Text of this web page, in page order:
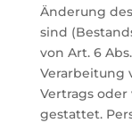
Änderung
sind
von Art. 6
Verarbeitung
Vertrags
gestattet.